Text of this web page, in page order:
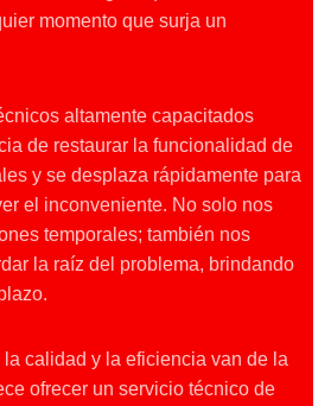
momento que surja un
altamente capacitados
de restaurar la funcionalidad de
y se desplaza rápidamente para
el inconveniente. No solo nos
temporales; también nos
la raíz del problema, brindando
calidad y la eficiencia van de la
ofrecer un servicio técnico de